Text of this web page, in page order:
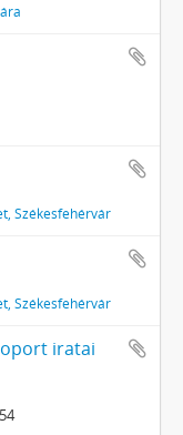
Székesfehérvár
Székesfehérvár
iratai